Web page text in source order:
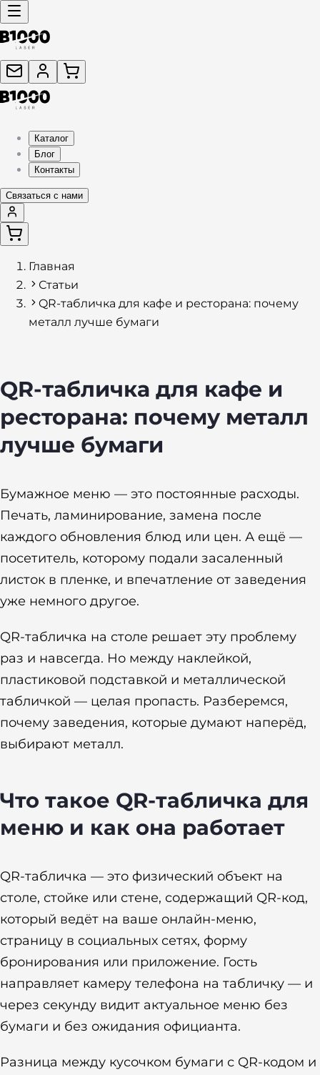
Каталог
Блог
Контакты
Связаться с нами
Главная
Статьи
QR-табличка для кафе и ресторана: почему
металл лучше бумаги
QR-табличка для кафе и
ресторана: почему металл
лучше бумаги
Бумажное меню — это постоянные расходы.
Печать, ламинирование, замена после
каждого обновления блюд или цен. А ещё —
посетитель, которому подали засаленный
листок в пленке, и впечатление от заведения
уже немного другое.
QR-табличка на столе решает эту проблему
раз и навсегда. Но между наклейкой,
пластиковой подставкой и металлической
табличкой — целая пропасть. Разберемся,
почему заведения, которые думают наперёд,
выбирают металл.
Что такое QR-табличка для
меню и как она работает
QR-табличка — это физический объект на
столе, стойке или стене, содержащий QR-код,
который ведёт на ваше онлайн-меню,
страницу в социальных сетях, форму
бронирования или приложение. Гость
направляет камеру телефона на табличку — и
через секунду видит актуальное меню без
бумаги и без ожидания официанта.
Разница между кусочком бумаги с QR-кодом и